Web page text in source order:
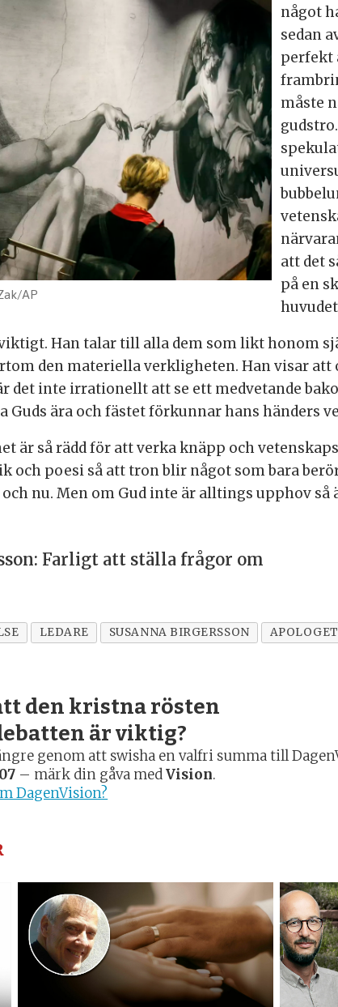
AP
något
sedan
perfekt
måste
att det
på en
Han talar till alla dem som likt honom
den materiella verkligheten. Han visar att
det inte irrationellt att se ett medvetande
ära och fästet förkunnar hans händers
är så rädd för att verka knäpp och
och poesi så att tron blir något som bara
nu. Men om Gud inte är alltings upphov så
Farligt att ställa frågor om
LEDARE SUSANNA BIRGERSSON
den kristna rösten
är viktig?
genom att swisha en valfri summa till
– märk din gåva medVision.
DagenVision?